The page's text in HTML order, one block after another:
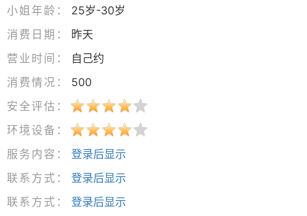
小姐年龄：
25岁-30岁
消费日期：
昨天
营业时间：
自己约
消费情况：
500
安全评估：
环境设备：
服务内容：
登录后显示
联系方式：
登录后显示
联系方式：
登录后显示